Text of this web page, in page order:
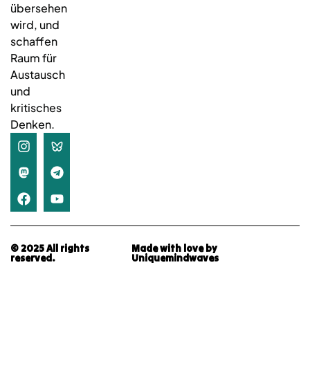
übersehen
wird, und
schaffen
Raum für
Austausch
und
kritisches
Denken.
© 2025 All rights
reserved.
Made with love by
Uniquemindwaves